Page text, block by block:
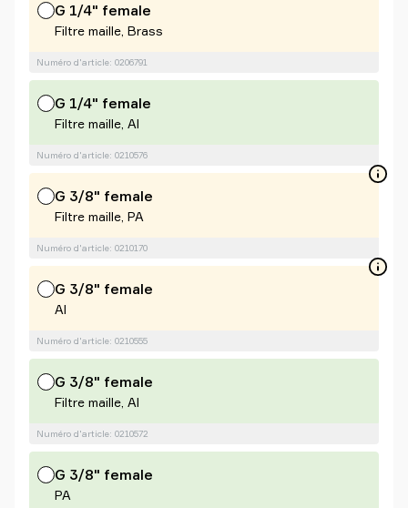
G 1/4" female
Filtre maille, Brass
Numéro d'article: 0206791
G 1/4" female
Filtre maille, Al
Numéro d'article: 0210576
G 3/8" female
Filtre maille, PA
Numéro d'article: 0210170
G 3/8" female
Al
Numéro d'article: 0210555
G 3/8" female
Filtre maille, Al
Numéro d'article: 0210572
G 3/8" female
PA